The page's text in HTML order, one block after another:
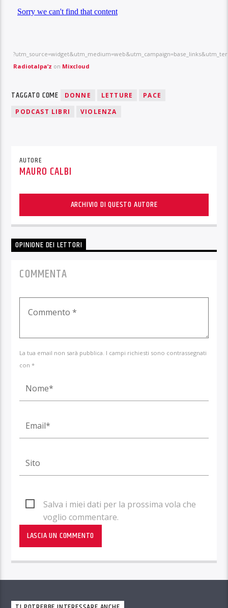
Radiotalpa’z on Mixcloud
TAGGATO COME DONNE LETTURE
PACE
PODCAST LIBRI
VIOLENZA
AUTORE
MAURO CALBI
ARCHIVIO DI QUESTO AUTORE
OPINIONE DEI LETTORI
COMMENTA
La tua email non sarà pubblica. I campi richiesti sono contrassegnati
con *
Salva i miei dati per la prossima vola che
voglio commentare.